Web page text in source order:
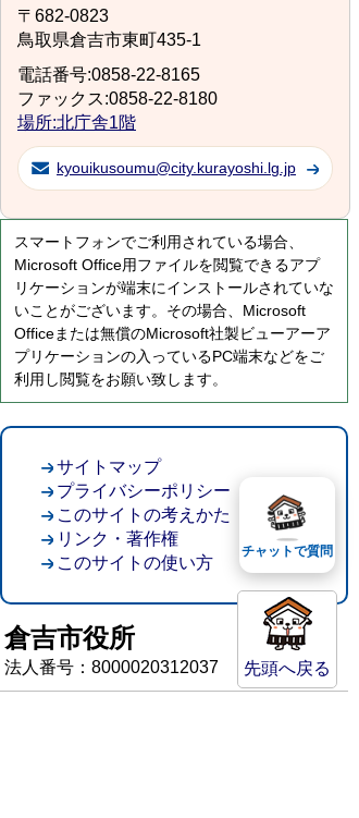
〒682-0823
鳥取県倉吉市東町435-1
電話番号:0858-22-8165
ファックス:0858-22-8180
場所:北庁舎1階
kyouikusoumu@city.kurayoshi.lg.jp
スマートフォンでご利用されている場合、
Microsoft Office用ファイルを閲覧できるアプ
リケーションが端末にインストールされていな
いことがございます。その場合、Microsoft
Officeまたは無償のMicrosoft社製ビューアーア
プリケーションの入っているPC端末などをご
利用し閲覧をお願い致します。
先頭へ戻る
サイトマップ
プライバシーポリシー
このサイトの考えかた
リンク・著作権
このサイトの使い方
倉吉市役所
法人番号：8000020312037
チャットで質問